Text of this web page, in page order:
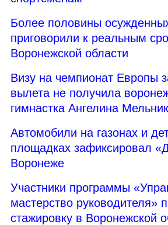
Более половины
приговорили к реальным
Воронежской области
Визу на чемпионат Европы
вылета не получила
гимнастка Ангелина
Автомобили на газонах и
площадках зафиксировал
Воронеже
Участники программы
мастерство руководителя»
стажировку в Воронежской